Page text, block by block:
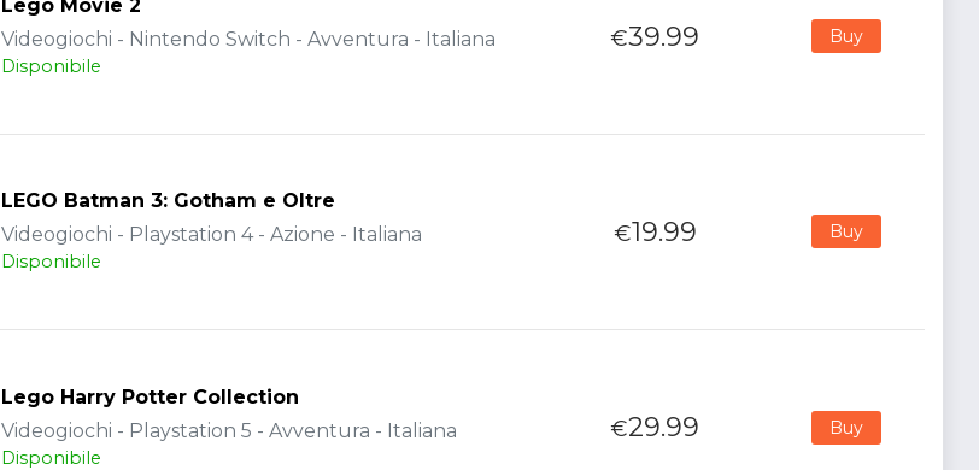
Lego Movie 2
Videogiochi - Nintendo Switch - Avventura - Italiana
Disponibile
€39.99 Buy
LEGO Batman 3: Gotham e Oltre
Videogiochi - Playstation 4 - Azione - Italiana
Disponibile
€19.99 Buy
Lego Harry Potter Collection
Videogiochi - Playstation 5 - Avventura - Italiana
Disponibile
€29.99 Buy